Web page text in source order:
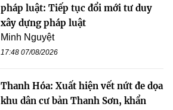
pháp luật: Tiếp tục đổi mới tư duy
xây dựng pháp luật
Minh Nguyệt
17:48 07/08/2026
Thanh Hóa: Xuất hiện vết nứt đe dọa
khu dân cư bản Thanh Sơn, khẩn